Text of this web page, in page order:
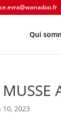
Qui
10, 2023